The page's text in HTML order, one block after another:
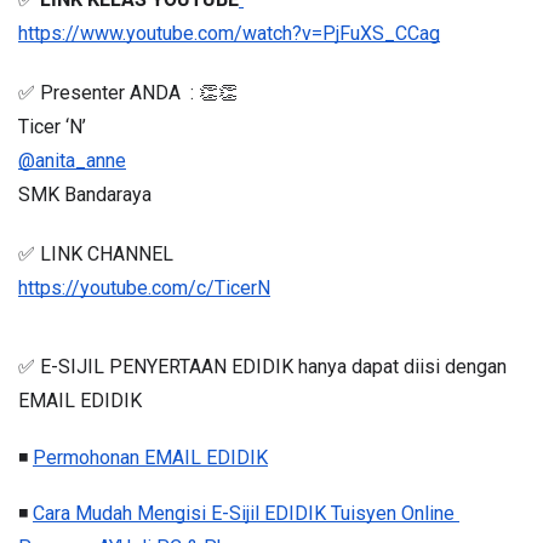
https://www.youtube.com/watch?v=PjFuXS_CCag
✅ Presenter ANDA  : 👏👏
Ticer ‘N’
@anita_anne
SMK Bandaraya
✅ LINK CHANNEL
https://youtube.com/c/TicerN
✅ E-SIJIL PENYERTAAN EDIDIK hanya dapat diisi dengan
EMAIL EDIDIK
◾ Permohonan EMAIL EDIDIK
◾ Cara Mudah Mengisi E-Sijil EDIDIK Tuisyen Online